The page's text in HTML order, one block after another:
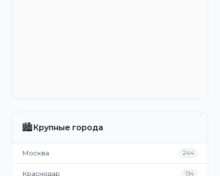
🏙️Крупные города
Москва 244
Краснодар 134